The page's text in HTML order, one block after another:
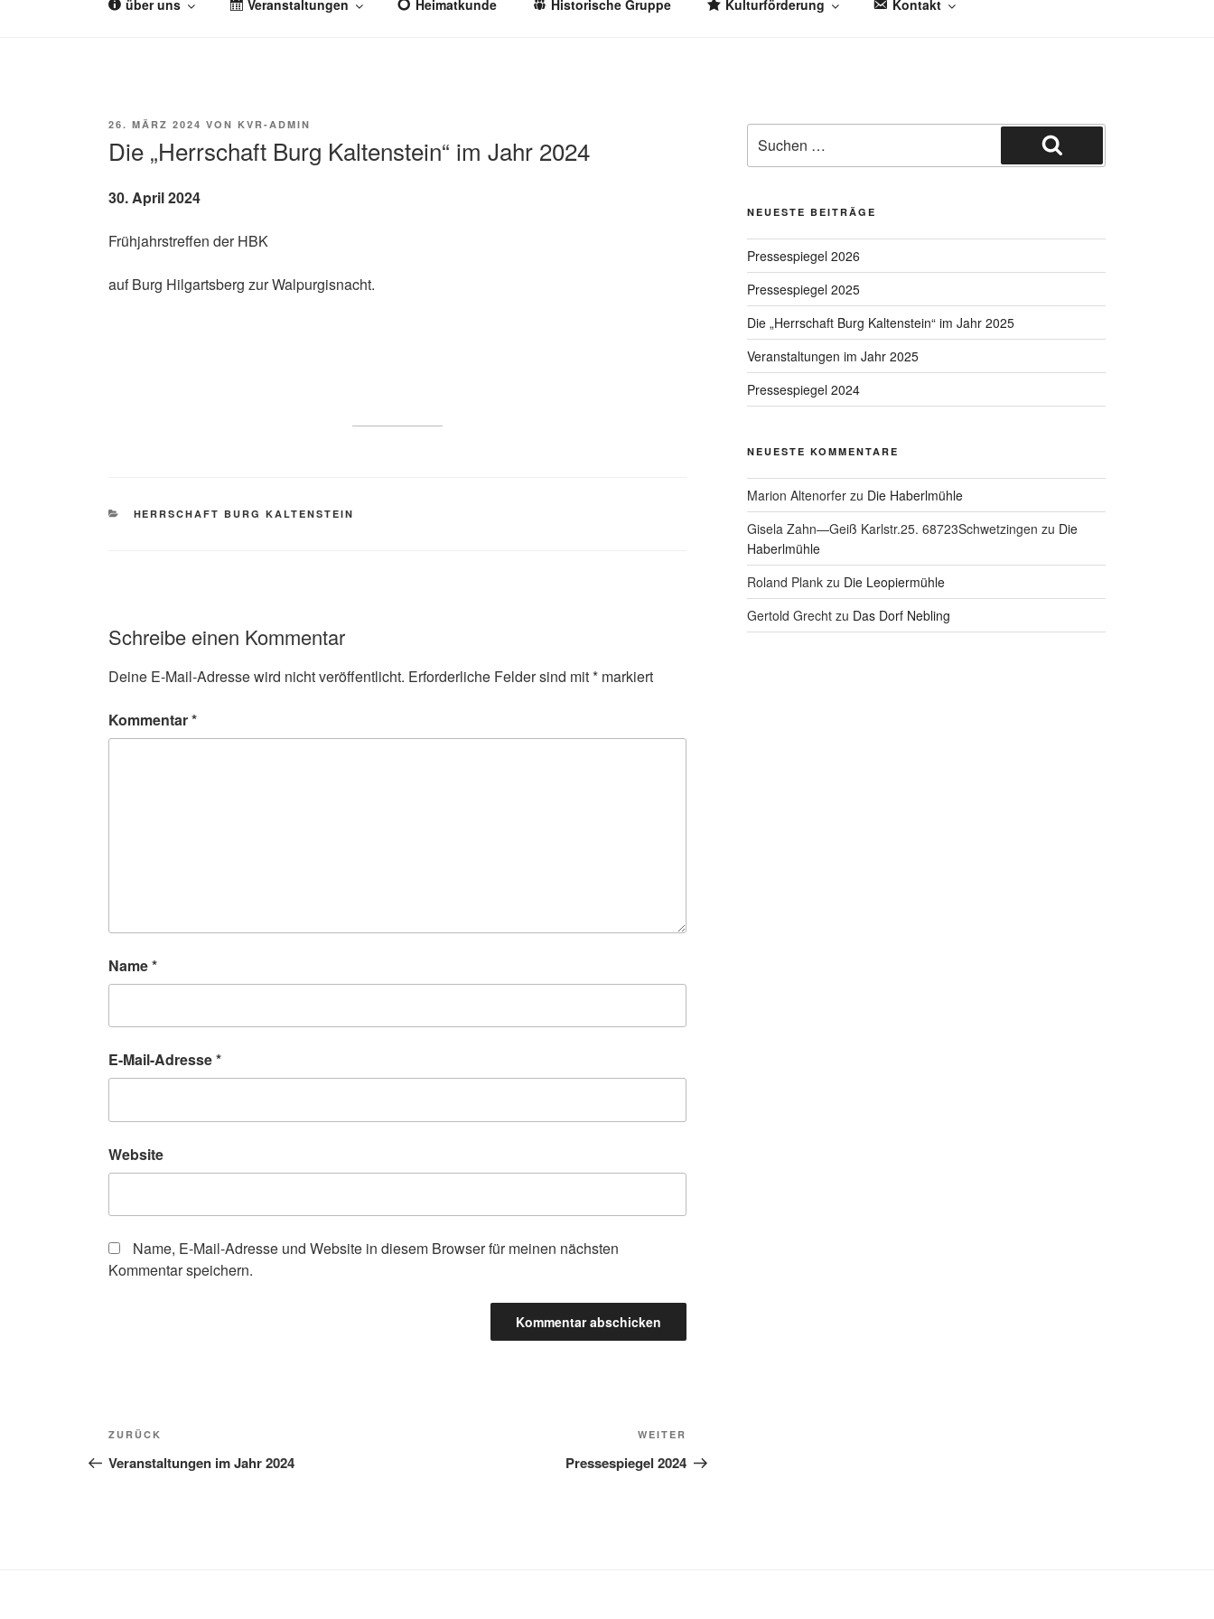
über uns Veranstaltungen Heimatkunde Historische Gruppe Kulturförderung Kontakt
VERÖFFENTLICHT
26. MÄRZ 2024 VON KVR-ADMIN
Die „Herrschaft Burg Kaltenstein“ im Jahr 2024
30. April 2024
Früh­jahrs­tref­fen der HBK
auf Burg Hil­garts­berg zur Walpurgisnacht.
KATEGORIEN
HERRSCHAFT BURG KALTENSTEIN
Schreibe einen Kommentar
Deine E-Mail-Adresse wird nicht veröffentlicht. Erforderliche Felder sind mit* markiert
Kommentar*
Name*
E-Mail-Adresse*
Website
Name, E-Mail-Adresse und Website in diesem Browser für meinen nächsten
Kommentar speichern.
Beitragsnavigation
Vorheriger
Beitrag
ZURÜCK
Veranstaltungen im Jahr 2024
Beitrag
WEITER
Pressespiegel 2024
nach:
Suchen
NEUESTE BEITRÄGE
Pressespiegel 2026
Pressespiegel 2025
Die „Herrschaft Burg Kaltenstein“ im Jahr 2025
Veranstaltungen im Jahr 2025
Pressespiegel 2024
NEUESTE KOMMENTARE
Marion Altenorferzu Die Haberlmühle
Gisela Zahn—Geiß Karlstr.25. 68723Schwetzingen zu Die
Haberlmühle
Roland Plankzu Die Leopiermühle
Gertold Grechtzu Das Dorf Nebling